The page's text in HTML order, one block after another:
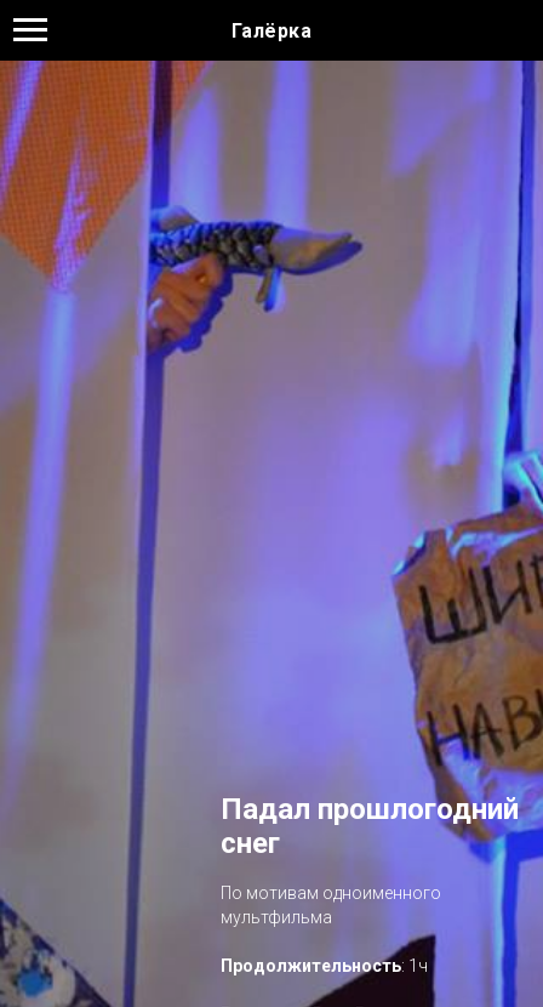
Галёрка
Падал прошлогодний
снег
По мотивам одноименного
мультфильма
Продолжительность: 1ч